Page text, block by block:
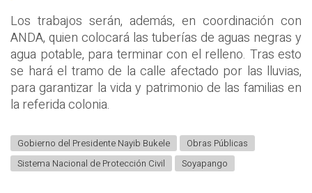
Los trabajos serán, además, en coordinación con
ANDA, quien colocará las tuberías de aguas negras y
agua potable, para terminar con el relleno. Tras esto
se hará el tramo de la calle afectado por las lluvias,
para garantizar la vida y patrimonio de las familias en
la referida colonia.
Gobierno del Presidente Nayib Bukele
Obras Públicas
Sistema Nacional de Protección Civil
Soyapango